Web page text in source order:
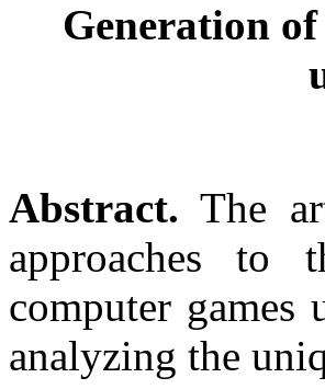
Generation
Abstract. The
approaches to
computer
analyzing the